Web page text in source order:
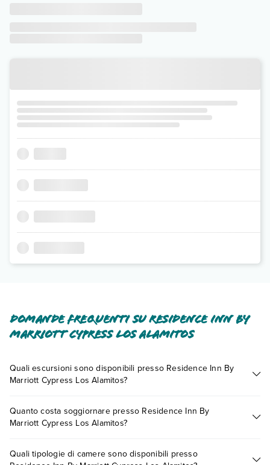
Domande frequenti su Residence Inn By
Marriott Cypress Los Alamitos
Quali escursioni sono disponibili presso Residence Inn By
Marriott Cypress Los Alamitos?
presso Residence Inn By Marriott Cypress Los Alamitos.
Scoprile tutte nellasezione dedicata
appuntamento
Quanto costa soggiornare presso Residence Inn By
Marriott Cypress Los Alamitos?
possono variare in base a vari fattori (per es. date, condizioni
Quali tipologie di camere sono disponibili presso